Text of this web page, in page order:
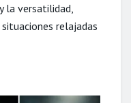
la versatilidad,
relajadas